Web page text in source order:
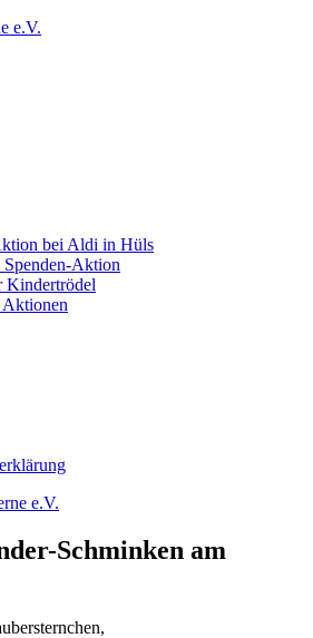
e.V.
bei Aldi in Hüls
Aktion
Kindertrödel
Schminken am